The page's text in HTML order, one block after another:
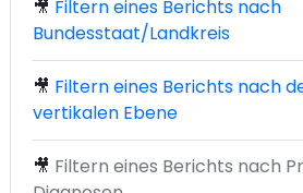
🎥 Filtern eines Berichts nach
Bundesstaat/Landkreis
🎥 Filtern eines Berichts nach
vertikalen Ebene
🎥 Filtern eines Berichts nach